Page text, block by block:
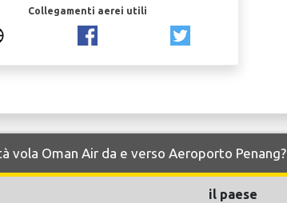
Collegamenti aerei utili
vola Oman Air da e verso Aeroporto Penang?
il paese